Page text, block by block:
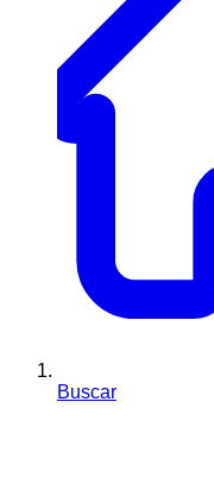
Buscar